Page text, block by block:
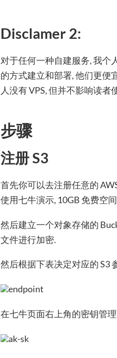
Disclamer 2:
对于任何一种自建服务, 我个
的方式建立和部署, 他们更便
人没有 VPS, 但并不影响读者
步骤
注册 S3
首先你可以去注册任意的
使用七牛演示, 10GB 免费空
然后建立一个对象存储的
文件进行加密.
然后根据下表决定对应的 S3
在七牛页面右上角的密钥管